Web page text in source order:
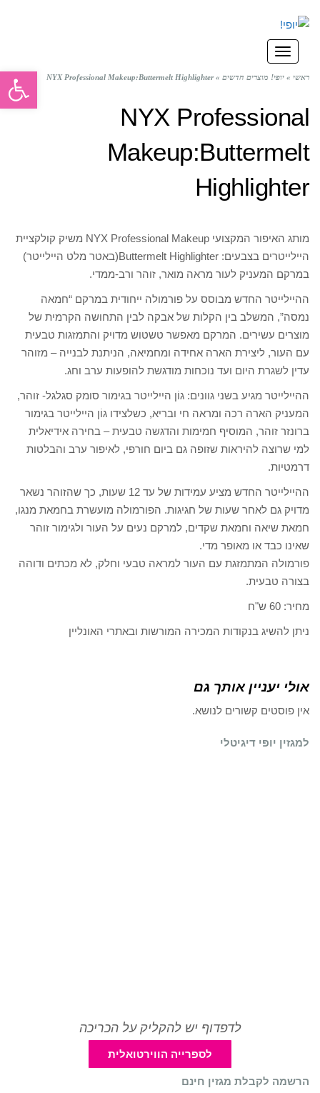
תפריט
ראשי » יופי! מוצרים חדשים »
NYX Professional Makeup:Buttermelt Highlighter
NYX Professional
Makeup:Buttermelt
Highlighter
מותג האיפור המקצועי NYX Professional Makeup משיק קולקציית
היילייטרים בצבעים: Buttermelt Highlighter(באטר מלט היילייטר)
במרקם המעניק לעור מראה מואר, זוהר ורב-ממדי.
ההיילייטר החדש מבוסס על פורמולה ייחודית במרקם “חמאה
נמסה”, המשלב בין הקלות של אבקה לבין התחושה הקרמית של
מוצרים עשירים. המרקם מאפשר טשטוש מדויק והתמזגות טבעית
עם העור, ליצירת הארה אחידה ומחמיאה, הניתנת לבנייה – מזוהר
עדין לשגרת היום ועד נוכחות מודגשת להופעות ערב וחג.
ההיילייטר מגיע בשני גוונים: גוֹן היילייטר בגימור סומק סגלגל- זוהר,
המעניק הארה רכה ומראה חי ובריא, כשלצידו גוֹן היילייטר בגימור
ברונזר זוהר, המוסיף חמימות והדגשה טבעית – בחירה אידיאלית
למי שרוצה להיראות שזופה גם ביום חורפי, לאיפור ערב והבלטות
דרמטיות.
ההיילייטר החדש מציע עמידות של עד 12 שעות, כך שהזוהר נשאר
מדויק גם לאחר שעות של חגיגות. הפורמולה מועשרת בחמאת מנגו,
חמאת שיאה וחמאת שקדים, למרקם נעים על העור ולגימור זוהר
שאינו כבד או מאופר מדי.
פורמולה המתמזגת עם העור למראה טבעי וחלק, לא מכתים ודוהה
בצורה טבעית.
מחיר: 60 ש"ח
ניתן להשיג בנקודות המכירה המורשות ובאתרי האונליין
אולי יעניין אותך גם
אין פוסטים קשורים לנושא.
למגזין יופי דיגיטלי
לדפדוף יש להקליק על הכריכה
לספרייה הווירטואלית
הרשמה לקבלת מגזין חינם
פתח